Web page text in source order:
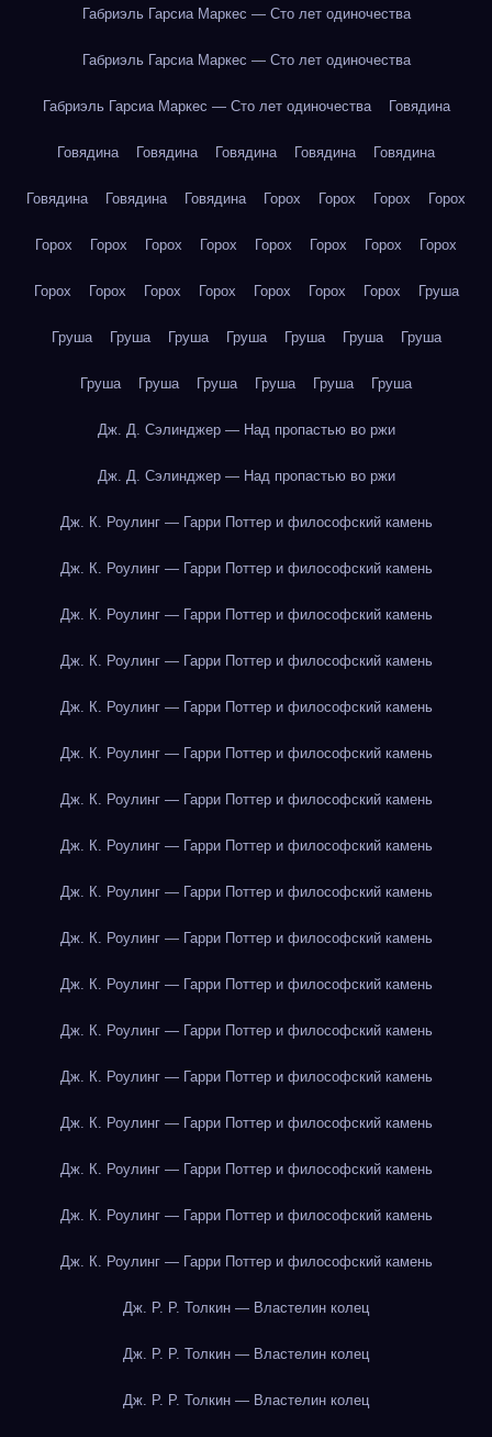
Габриэль Гарсиа Маркес — Сто лет одиночества
Габриэль Гарсиа Маркес — Сто лет одиночества
Габриэль Гарсиа Маркес — Сто лет одиночества Говядина
Говядина Говядина Говядина Говядина Говядина
Говядина Говядина Говядина Горох Горох Горох Горох
Горох Горох Горох Горох Горох Горох Горох Горох
Горох Горох Горох Горох Горох Горох Горох Груша
Груша Груша Груша Груша Груша Груша Груша
Груша Груша Груша Груша Груша Груша
Дж. Д. Сэлинджер — Над пропастью во ржи
Дж. Д. Сэлинджер — Над пропастью во ржи
Дж. К. Роулинг — Гарри Поттер и философский камень
Дж. К. Роулинг — Гарри Поттер и философский камень
Дж. К. Роулинг — Гарри Поттер и философский камень
Дж. К. Роулинг — Гарри Поттер и философский камень
Дж. К. Роулинг — Гарри Поттер и философский камень
Дж. К. Роулинг — Гарри Поттер и философский камень
Дж. К. Роулинг — Гарри Поттер и философский камень
Дж. К. Роулинг — Гарри Поттер и философский камень
Дж. К. Роулинг — Гарри Поттер и философский камень
Дж. К. Роулинг — Гарри Поттер и философский камень
Дж. К. Роулинг — Гарри Поттер и философский камень
Дж. К. Роулинг — Гарри Поттер и философский камень
Дж. К. Роулинг — Гарри Поттер и философский камень
Дж. К. Роулинг — Гарри Поттер и философский камень
Дж. К. Роулинг — Гарри Поттер и философский камень
Дж. К. Роулинг — Гарри Поттер и философский камень
Дж. К. Роулинг — Гарри Поттер и философский камень
Дж. Р. Р. Толкин — Властелин колец
Дж. Р. Р. Толкин — Властелин колец
Дж. Р. Р. Толкин — Властелин колец